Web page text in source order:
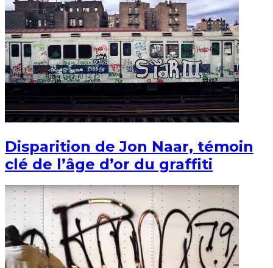
Disparition de Jon Naar, témoin
clé de l’âge d’or du graffiti